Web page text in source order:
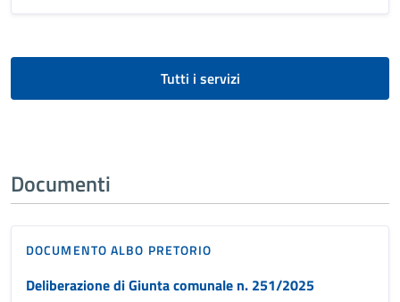
Tutti i servizi
Documenti
DOCUMENTO ALBO PRETORIO
Deliberazione di Giunta comunale n. 251/2025